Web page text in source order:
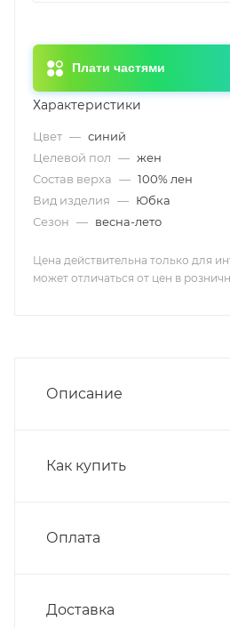
Плати частями
Характеристики
Цвет — синий
Целевой пол — жен
Состав верха — 100% лен
Вид изделия — Юбка
Сезон — весна-лето
Цена действительна только для
может отличаться от цен в
Описание
Как купить
Оплата
Доставка